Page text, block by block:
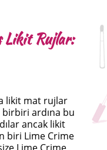
Likit Rujlar:
likit mat rujlar
ardına bu
ancak likit
biri Lime Crime